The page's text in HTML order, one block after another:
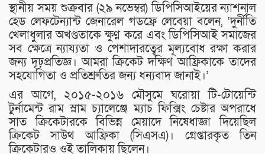
স্থানীয় সময় শুক্রবার (২৯ নভেম্বর) ডিপিসিআইয়ের ন্যাশনাল
হেড লেফটেন্যান্ট জেনারেল গডফ্রে লেবেয়া বলেন, ‘দুর্নীতি
খেলাধুলার অখণ্ডতাকে ক্ষুণ্ন করে এবং ডিপিসিআই সমাজের
সব ক্ষেত্রে ন্যায্যতা ও পেশাদারত্বের মূল্যবোধ রক্ষা করার
জন্য দৃঢ়প্রতিজ্ঞ। আমরা ক্রিকেট দক্ষিণ আফ্রিকাকে তাদের
সহযোগিতা ও প্রতিশ্রুতির জন্য ধন্যবাদ জানাই।’
এর আগে, ২০১৫-২০১৬ মৌসুমে ঘরোয়া টি-টোয়েন্টি
টুর্নামেন্ট রাম স্লাম চ্যালেঞ্জে ম্যাচ ফিক্সিং চেষ্টার অপরাধে
সাত ক্রিকেটারকে বিভিন্ন মেয়াদে নিষেধাজ্ঞা দিয়েছিল
ক্রিকেট সাউথ আফ্রিকা (সিএসএ)। গ্রেপ্তারকৃত তিন
ক্রিকেটারও ওই তালিকায় ছিলেন।